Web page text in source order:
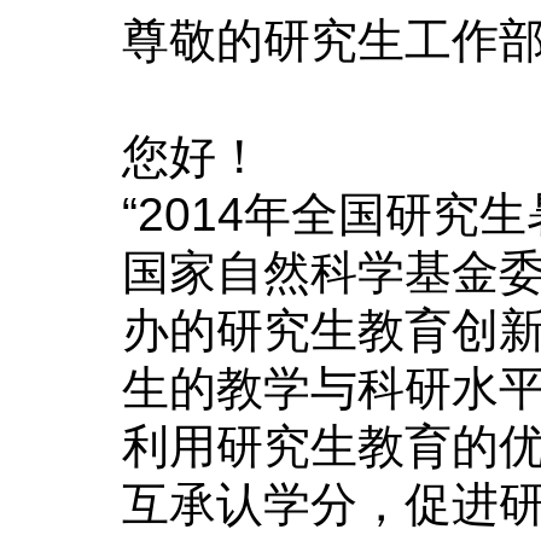
尊敬的研究生工作
您好！
“2014年全国研究生
国家自然科学基金
办的研究生教育创
生的教学与科研水
利用研究生教育的
互承认学分，促进